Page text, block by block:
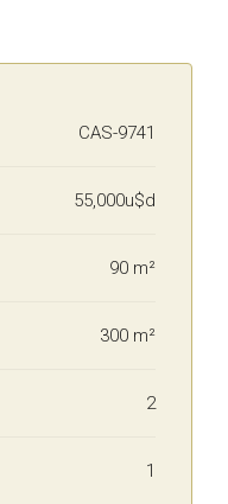
CAS-9741
55,000u$d
90 m²
300 m²
2
1